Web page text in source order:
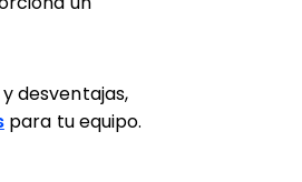
desventajas,
para tu equipo.